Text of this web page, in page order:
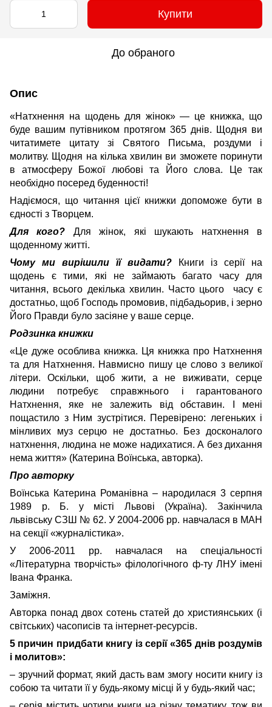
Купити
До обраного
Опис
«Натхнення на щодень для жінок» — це книжка, що
буде вашим путівником протягом 365 днів. Щодня ви
читатимете цитату зі Святого Письма, роздуми і
молитву. Щодня на кілька хвилин ви зможете поринути
в атмосферу Божої любові та Його слова. Це так
необхідно посеред буденності!
Надіємося, що читання цієї книжки допоможе бути в
єдності з Творцем.
Для кого? Для жінок, які шукають натхнення в
щоденному житті.
Чому ми вирішили її видати? Книги із серії на
щодень є тими, які не займають багато часу для
читання, всього декілька хвилин. Часто цього часу є
достатньо, щоб Господь промовив, підбадьорив, і зерно
Його Правди було засіяне у ваше серце.
Родзинка книжки
«Це дуже особлива книжка. Ця книжка про Натхнення
та для Натхнення. Навмисно пишу це слово з великої
літери. Оскільки, щоб жити, а не виживати, серце
людини потребує справжнього і гарантованого
Натхнення, яке не залежить від обставин. І мені
пощастило з Ним зустрітися. Перевірено: легеньких і
мінливих муз серцю не достатньо. Без досконалого
натхнення, людина не може надихатися. А без дихання
нема життя» (Катерина Воїнська, авторка).
Про авторку
Воїнська Катерина Романівна – народилася 3 серпня
1989 р. Б. у місті Львові (Україна). Закінчила
львівську СЗШ № 62. У 2004-2006 рр. навчалася в МАН
на секції «журналістика».
У 2006-2011 рр. навчалася на спеціальності
«Літературна творчість» філологічного ф-ту ЛНУ імені
Івана Франка.
Заміжня.
Авторка понад двох сотень статей до християнських (і
світських) часописів та інтернет-ресурсів.
5 причин придбати книгу із серії «365 днів роздумів
і молитов»:
– зручний формат, який дасть вам змогу носити книгу із
собою та читати її у будь-якому місці й у будь-який час;